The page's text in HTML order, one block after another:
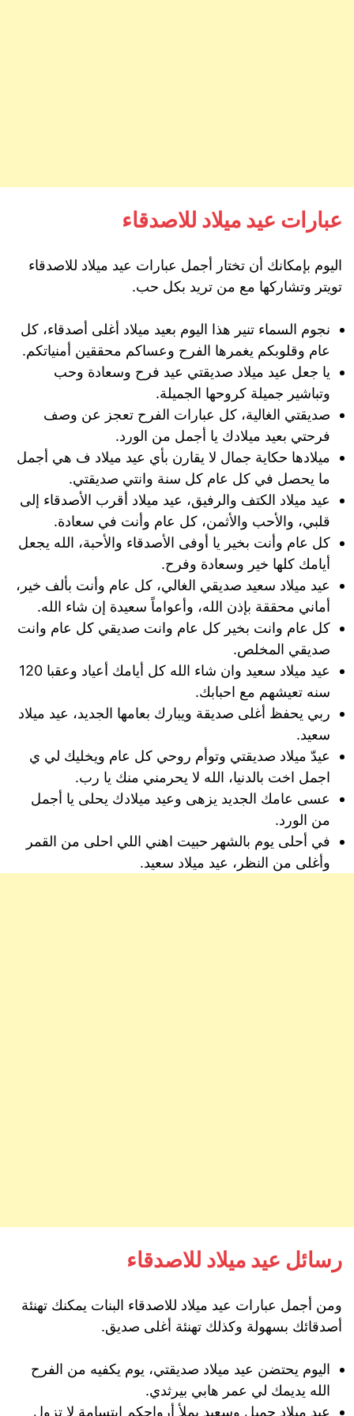
عبارات عيد ميلاد للاصدقاء
اليوم بإمكانك أن تختار أجمل عبارات عيد ميلاد للاصدقاء
تويتر وتشاركها مع من تريد بكل حب.
نجوم السماء تنير هذا اليوم بعيد ميلاد أغلى أصدقاء، كل
عام وقلوبكم يغمرها الفرح وعساكم محققين أمنياتكم.
يا جعل عيد ميلاد صديقتي عيد فرح وسعادة وحب
وتباشير جميلة كروحها الجميلة.
صديقتي الغالية، كل عبارات الفرح تعجز عن وصف
فرحتي بعيد ميلادك يا أجمل من الورد.
ميلادها حكاية جمال لا يقارن بأي عيد ميلاد ف هي أجمل
ما يحصل في كل عام كل سنة وانتي صديقتي.
عيد ميلاد الكتف والرفيق، عيد ميلاد أقرب الأصدقاء إلى
قلبي، والأحب والأثمن، كل عام وأنت في سعادة.
كل عام وأنت بخير يا أوفى الأصدقاء والأحبة، الله يجعل
أيامك كلها خير وسعادة وفرح.
عيد ميلاد سعيد صديقي الغالي، كل عام وأنت بألف خير،
أماني محققة بإذن الله، وأعواماً سعيدة إن شاء الله.
كل عام وانت بخير كل عام وانت صديقي كل عام وانت
صديقي المخلص.
عيد ميلاد سعيد وان شاء الله كل أيامك أعياد وعقبا 120
سنه تعيشهم مع احبابك.
ربي يحفظ أغلى صديقة ويبارك بعامها الجديد، عيد ميلاد
سعيد.
عيدّ ميلاد صديقتي وتوأم روحي كل عام ويخليك لي ي
اجمل اخت بالدنيا، الله لا يحرمني منك يا رب.
عسى عامك الجديد يزهى وعيد ميلادك يحلى يا أجمل
من الورد.
في أحلى يوم بالشهر حبيت اهني اللي احلى من القمر
وأغلى من النظر، عيد ميلاد سعيد.
رسائل عيد ميلاد للاصدقاء
ومن أجمل عبارات عيد ميلاد للاصدقاء البنات يمكنك تهنئة
أصدقائك بسهولة وكذلك تهنئة أغلى صديق.
اليوم يحتضن عيد ميلاد صديقتي، يوم يكفيه من الفرح
الله يديمك لي عمر هابي بيرثدي.
عيد ميلاد جميل وسعيد يملأ أرواحكم ابتسامة لا تزول